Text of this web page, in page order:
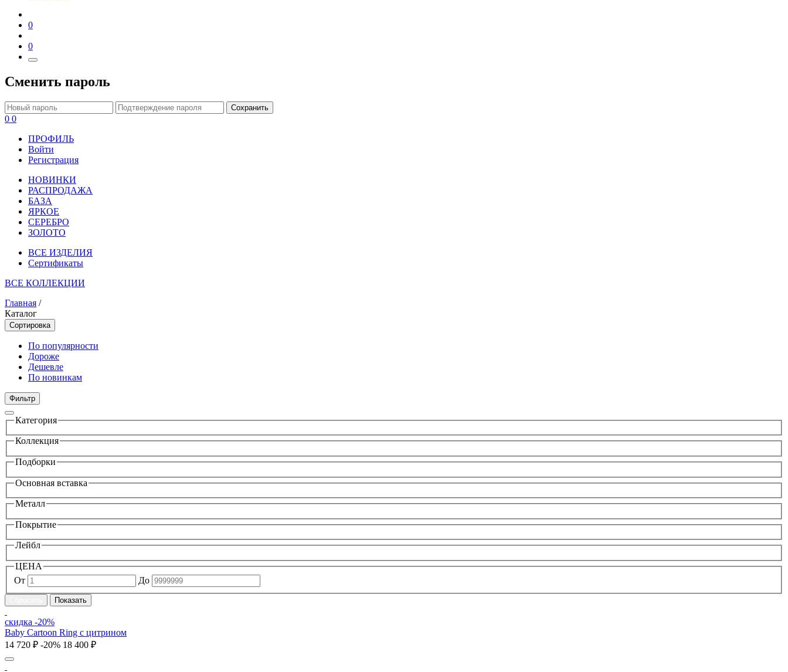
0
0
Сменить пароль
Сохранить
0 0
ПРОФИЛЬ
Войти
Регистрация
НОВИНКИ
РАСПРОДАЖА
БАЗА
ЯРКОЕ
СЕРЕБРО
ЗОЛОТО
ВСЕ ИЗДЕЛИЯ
Сертификаты
ВСЕ КОЛЛЕКЦИИ
Главная /
Каталог
Сортировка
По популярности
Дороже
Дешевле
По новинкам
Фильтр
Категория
Коллекция
Подборки
Основная вставка
Металл
Покрытие
Лейбл
ЦЕНА
От
До
скидка -20%
Baby Cartoon Ring с цитрином
14 720 ₽ -20% 18 400 ₽